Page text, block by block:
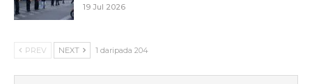
19 Jul 2026
PREV NEXT 1 daripada 204